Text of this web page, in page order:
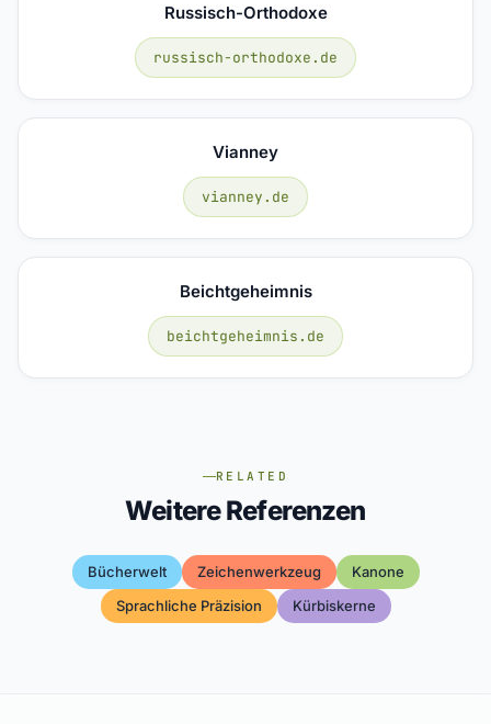
Russisch-Orthodoxe
russisch-orthodoxe.de
Vianney
vianney.de
Beichtgeheimnis
beichtgeheimnis.de
RELATED
Weitere Referenzen
Bücherwelt Zeichenwerkzeug
Kanone
Sprachliche Präzision
Kürbiskerne